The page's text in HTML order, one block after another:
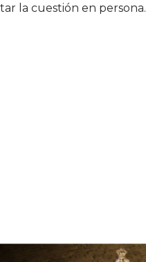
la cuestión en persona.